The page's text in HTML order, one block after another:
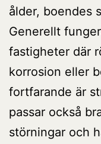
ålder, boendes
Generellt
fastigheter där
korrosion eller
fortfarande är
passar också
störningar och